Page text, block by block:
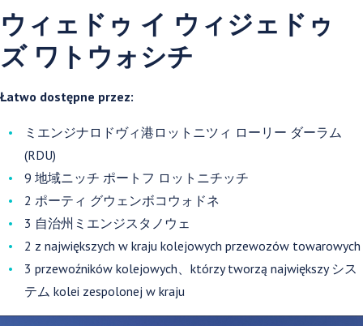
ウィェドゥ イ ウィジェドゥ
ズ ワトウォシチ
Łatwo dostępne przez:
ミエンジナロドヴィ港ロットニツィ ローリー ダーラム
(RDU)
9 地域ニッチ ポートフ ロットニチッチ
2 ポーティ グウェンボコウォドネ
3 自治州ミエンジスタノウェ
2 z największych w kraju kolejowych przewozów towarowych
3 przewoźników kolejowych、którzy tworzą największy シス
テム kolei zespolonej w kraju